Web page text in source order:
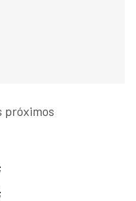
próximos